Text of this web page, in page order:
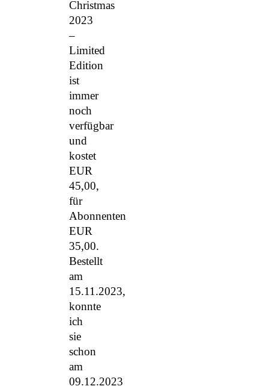
Christmas
2023
–
Limited
Edition
ist
immer
noch
verfügbar
und
kostet
EUR
45,00,
für
Abonnenten
EUR
35,00.
Bestellt
am
15.11.2023,
konnte
ich
sie
schon
am
09.12.2023